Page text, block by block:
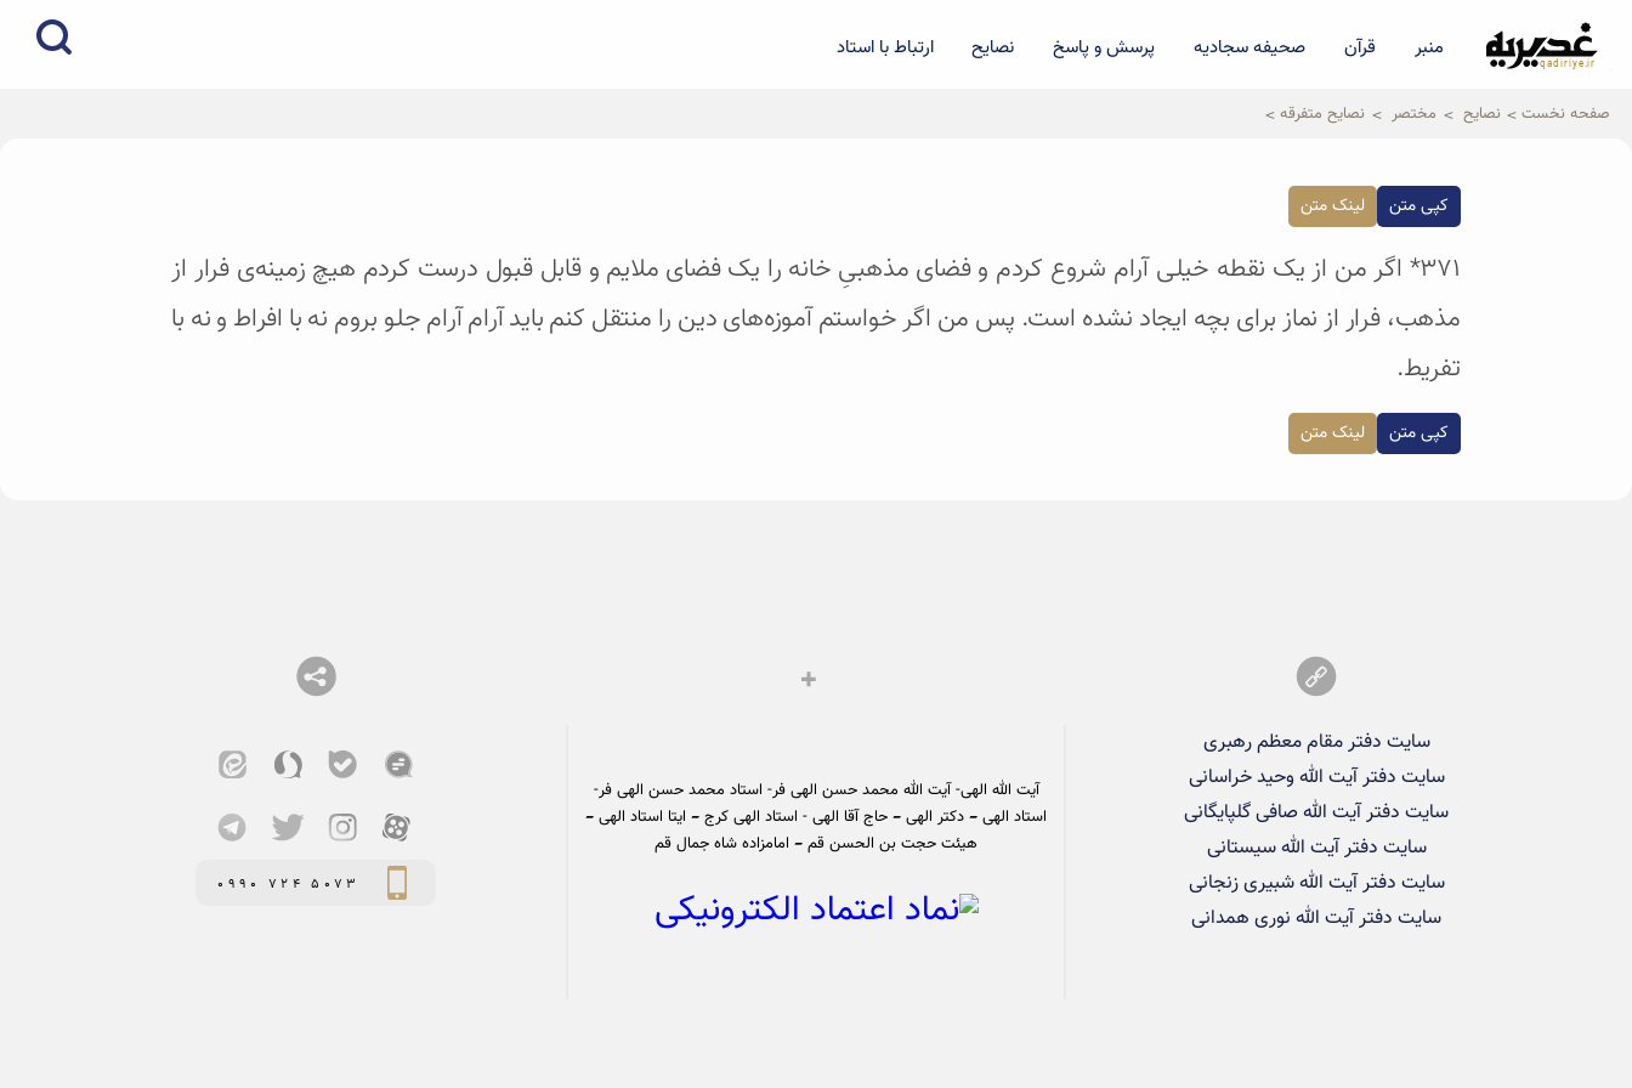
qadiriye.ir
نشریه ی غدیریه-بیانات استاد
منبر قرآن صحیفه سجادیه پرسش و پاسخ نصایح ارتباط با استاد
صفحه نخست نصایح مختصر نصایح متفرقه
کپی متن لینک متن
۳۷۱* اگر من از یک نقطه خیلی آرام شروع کردم و فضای مذهبیِ خانه را یک فضای ملایم و قابل قبول درست کردم هیچ زمینه‌ی فرار از
مذهب، فرار از نماز برای بچه ایجاد نشده است. پس من اگر خواستم آموزه‌های دین را منتقل کنم باید آرام آرام جلو بروم نه با افراط و نه با
تفریط.
کپی متن لینک متن
سایت دفتر مقام معظم رهبری
سایت دفتر آیت الله وحید خراسانی
سایت دفتر آیت الله صافی گلپایگانی
سایت دفتر آیت الله سیستانی
سایت دفتر آیت الله شبیری زنجانی
سایت دفتر آیت الله نوری همدانی
آیت الله الهی- آیت الله محمد حسن الهی فر- استاد محمد حسن الهی فر-
استاد الهی – دکتر الهی – حاج آقا الهی - استاد الهی کرج – ایتا استاد الهی –
هیئت حجت بن الحسن قم – امامزاده شاه جمال قم
0990 724 5073